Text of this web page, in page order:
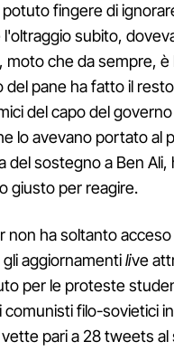
potuto fingere di
l'oltraggio subito,
moto che da sempre, è
del pane ha fatto il
del capo del
lo avevano portato al
del sostegno a Ben
giusto per reagire.
non ha soltanto
aggiornamentilive
per le proteste
comunisti filo-sovietici
pari a 28 tweets al